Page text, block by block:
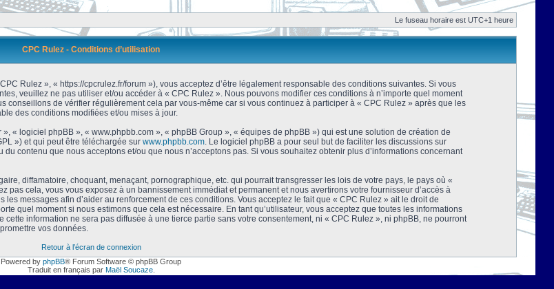
Le fuseau horaire est UTC+1 heure
CPC Rulez - Conditions d’utilisation
Rulez », « https://cpcrulez.fr/forum »), vous acceptez d’être légalement responsable des conditions suivantes. Si vous
veuillez ne pas utiliser et/ou accéder à « CPC Rulez ». Nous pouvons modifier ces conditions à n’importe quel moment
conseillons de vérifier régulièrement cela par vous-même car si vous continuez à participer à « CPC Rulez » après que les
des conditions modifiées et/ou mises à jour.
« logiciel phpBB », « www.phpbb.com », « phpBB Group », « équipes de phpBB ») qui est une solution de création de
») et qui peut être téléchargée sur www.phpbb.com. Le logiciel phpBB a pour seul but de faciliter les discussions sur
contenu que nous acceptons et/ou que nous n’acceptons pas. Si vous souhaitez obtenir plus d’informations concernant
diffamatoire, choquant, menaçant, pornographique, etc. qui pourrait transgresser les lois de votre pays, le pays où «
cela, vous vous exposez à un bannissement immédiat et permanent et nous avertirons votre fournisseur d’accès à
messages afin d’aider au renforcement de ces conditions. Vous acceptez le fait que « CPC Rulez » ait le droit de
quel moment si nous estimons que cela est nécessaire. En tant qu’utilisateur, vous acceptez que toutes les informations
information ne sera pas diffusée à une tierce partie sans votre consentement, ni « CPC Rulez », ni phpBB, ne pourront
vos données.
Retour à l’écran de connexion
Powered by phpBB® Forum Software © phpBB Group
Traduit en français par Maël Soucaze.